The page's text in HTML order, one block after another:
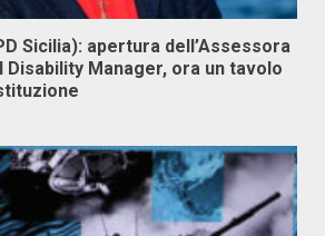
Sicilia): apertura dell’Assessora
Disability Manager, ora un tavolo